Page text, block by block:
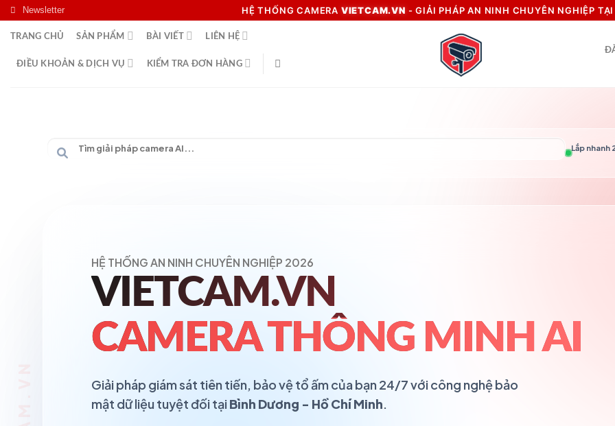
Skip
to
content
Newsletter HỆ THỐNG CAMERA VIETCAM.VN - GIẢI PHÁP AN NINH CHUYÊN NGHIỆP
TRANG CHỦ SẢN PHẨM BÀI VIẾT LIÊN HỆ
ĐIỀU KHOẢN & DỊCH VỤ KIỂM TRA ĐƠN HÀNG
Lắp nhanh
HỆ THỐNG AN NINH CHUYÊN NGHIỆP 2026
VIETCAM.VN
CAMERA THÔNG MINH AI
Giải pháp giám sát tiên tiến, bảo vệ tổ ấm của bạn 24/7 với công nghệ bảo
mật dữ liệu tuyệt đối tại Bình Dương - Hồ Chí Minh